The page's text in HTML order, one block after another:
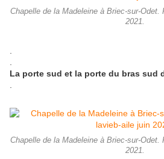
Chapelle de la Madeleine à Briec-sur-Odet.
2021.
La porte sud et la porte du bras sud
Chapelle de la Madeleine à Briec-sur-Odet.
2021.